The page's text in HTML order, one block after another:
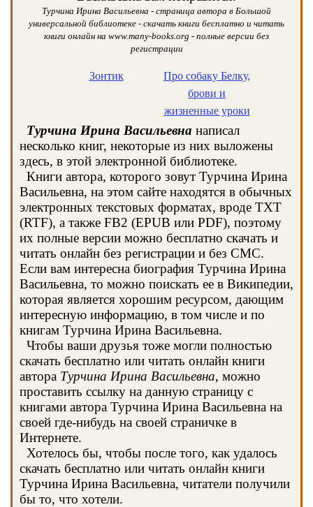
Турчина Ирина Васильевна - страница автора в Большой
универсальной библиотеке - скачать книги бесплатно и читать
книги онлайн на www.many-books.org - полные версии без
регистрации
Зонтик
Про собаку Белку,
брови и
жизненные уроки
Турчина Ирина Васильевна написал
несколько книг, некоторые из них выложены
здесь, в этой электронной библиотеке.
Книги автора, которого зовут Турчина Ирина
Васильевна, на этом сайте находятся в обычных
электронных текстовых форматах, вроде TXT
(RTF), а также FB2 (EPUB или PDF), поэтому
их полные версии можно бесплатно скачать и
читать онлайн без регистрации и без СМС.
Если вам интересна биография Турчина Ирина
Васильевна, то можно поискать ее в Википедии,
которая является хорошим ресурсом, дающим
интересную информацию, в том числе и по
книгам Турчина Ирина Васильевна.
Чтобы ваши друзья тоже могли полностью
скачать бесплатно или читать онлайн книги
автора Турчина Ирина Васильевна, можно
проставить ссылку на данную страницу с
книгами автора Турчина Ирина Васильевна на
своей где-нибудь на своей страничке в
Интернете.
Хотелось бы, чтобы после того, как удалось
скачать бесплатно или читать онлайн книги
Турчина Ирина Васильевна, читатели получили
бы то, что хотели.